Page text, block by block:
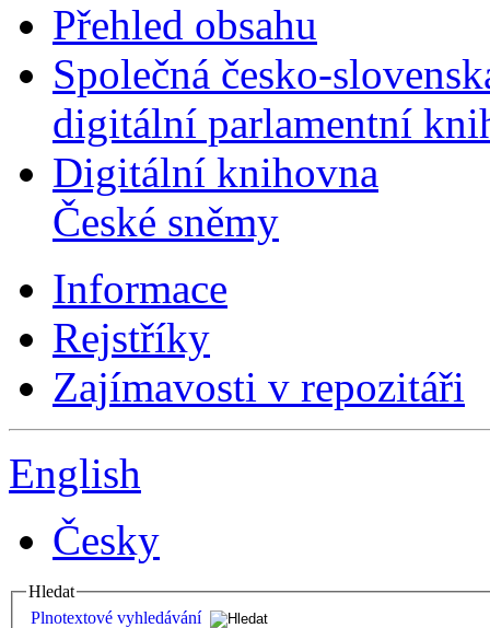
Přehled obsahu
Společná česko-
digitální parlamentní
Digitální knihovna
České sněmy
Informace
Rejstříky
Zajímavosti v repozitáři
English
Česky
Hledat
Plnotextové vyhledávání